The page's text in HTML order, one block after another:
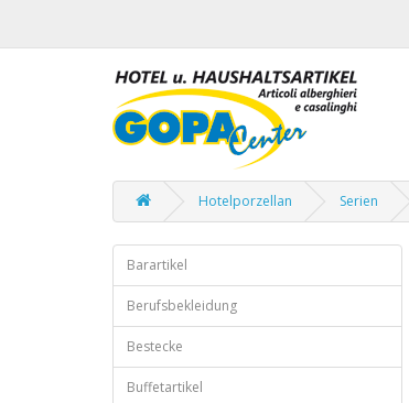
Hotelporzellan Serien
Barartikel
Berufsbekleidung
Bestecke
Buffetartikel